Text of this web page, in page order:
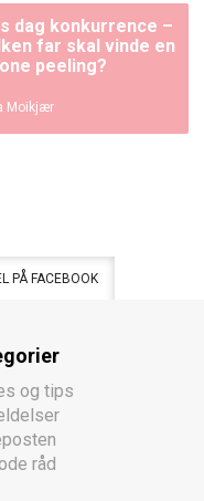
dag konkurrence –
far skal vinde en
peeling?
Moikjær
PÅ FACEBOOK
og tips
råd